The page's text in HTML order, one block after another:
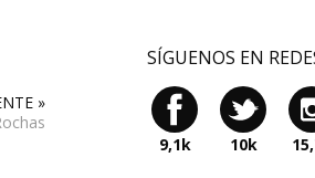
»
SÍGUENOS EN
9,1k 10k